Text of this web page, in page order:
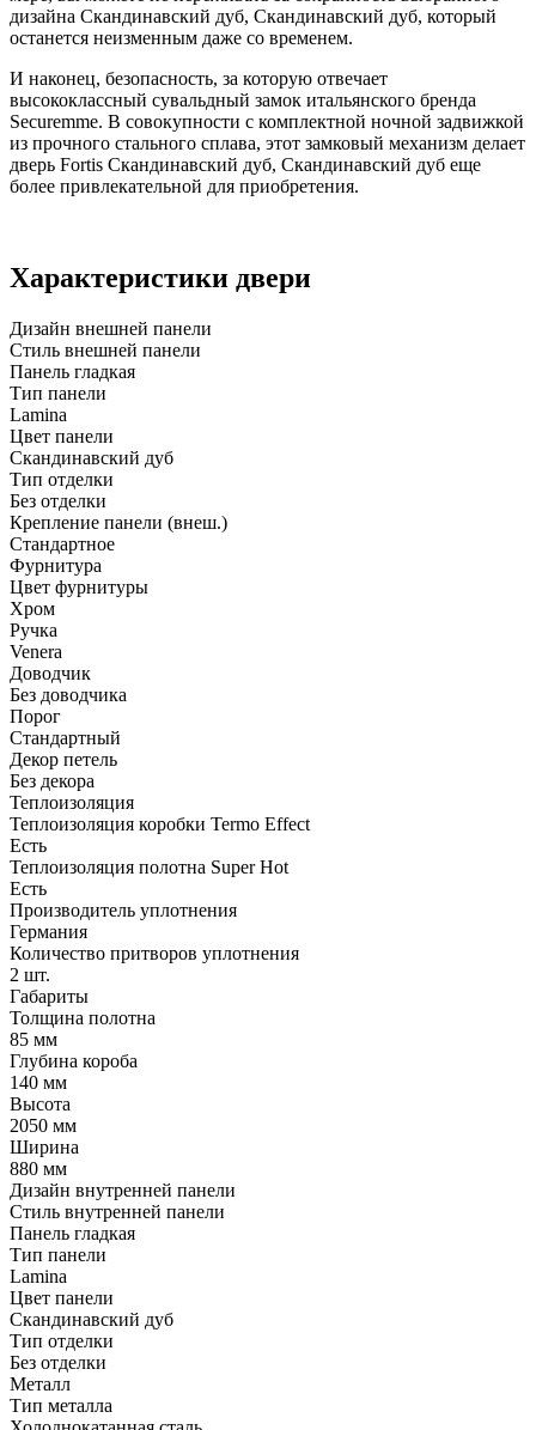
дизайна Скандинавский дуб, Скандинавский дуб, который
останется неизменным даже со временем.
И наконец, безопасность, за которую отвечает
высококлассный сувальдный замок итальянского бренда
Securemme. В совокупности с комплектной ночной задвижкой
из прочного стального сплава, этот замковый механизм делает
дверь Fortis Скандинавский дуб, Скандинавский дуб еще
более привлекательной для приобретения.
Характеристики двери
Дизайн внешней панели
Стиль внешней панели
Панель гладкая
Тип панели
Lamina
Цвет панели
Скандинавский дуб
Тип отделки
Без отделки
Крепление панели (внеш.)
Стандартное
Фурнитура
Цвет фурнитуры
Хром
Ручка
Venera
Доводчик
Без доводчика
Порог
Стандартный
Декор петель
Без декора
Теплоизоляция
Теплоизоляция коробки Termo Effect
Есть
Теплоизоляция полотна Super Нot
Есть
Производитель уплотнения
Германия
Количество притворов уплотнения
2 шт.
Габариты
Толщина полотна
85 мм
Глубина короба
140 мм
Высота
2050 мм
Ширина
880 мм
Дизайн внутренней панели
Стиль внутренней панели
Панель гладкая
Тип панели
Lamina
Цвет панели
Скандинавский дуб
Тип отделки
Без отделки
Металл
Тип металла